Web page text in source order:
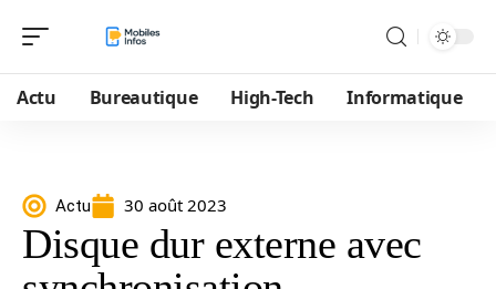
Actu Bureautique High-Tech Informatique
Actu 30 août 2023
Disque dur externe avec